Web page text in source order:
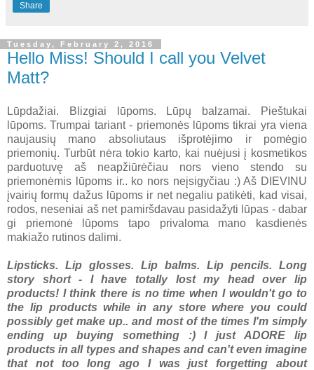
Share
Tuesday, February 2, 2016
Hello Miss! Should I call you Velvet
Matt?
Lūpdažiai. Blizgiai lūpoms. Lūpų balzamai. Pieštukai
lūpoms. Trumpai tariant - priemonės lūpoms tikrai yra viena
naujausių mano absoliutaus išprotėjimo ir pomėgio
priemonių. Turbūt nėra tokio karto, kai nuėjusi į kosmetikos
parduotuvę aš neapžiūrėčiau nors vieno stendo su
priemonėmis lūpoms ir.. ko nors neįsigyčiau :) Aš DIEVINU
įvairių formų dažus lūpoms ir net negaliu patikėti, kad visai,
rodos, neseniai aš net pamiršdavau pasidažyti lūpas - dabar
gi priemonė lūpoms tapo privaloma mano kasdienės
makiažo rutinos dalimi.
Lipsticks. Lip glosses. Lip balms. Lip pencils. Long
story short - I have totally lost my head over lip
products! I think there is no time when I wouldn't go to
the lip products while in any store where you could
possibly get make up.. and most of the times I'm simply
ending up buying something :) I just ADORE lip
products in all types and shapes and can't even imagine
that not too long ago I was just forgetting about